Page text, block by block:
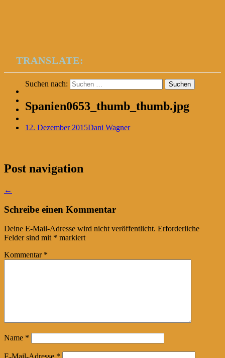
TRANSLATE:
Suchen nach:
Spanien0653_thumb_thumb.jpg
12. Dezember 2015Dani Wagner
Post navigation
←
Schreibe einen Kommentar
Deine E-Mail-Adresse wird nicht veröffentlicht. Erforderliche
Felder sind mit * markiert
Kommentar *
Name *